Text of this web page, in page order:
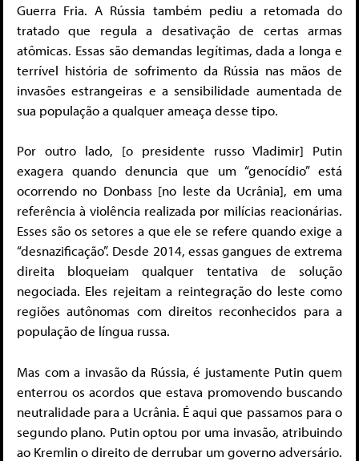
Guerra Fria. A Rússia também pediu a retomada do
tratado que regula a desativação de certas armas
atômicas. Essas são demandas legítimas, dada a longa e
terrível história de sofrimento da Rússia nas mãos de
invasões estrangeiras e a sensibilidade aumentada de
sua população a qualquer ameaça desse tipo.
Por outro lado, [o presidente russo Vladimir] Putin
exagera quando denuncia que um “genocídio” está
ocorrendo no Donbass [no leste da Ucrânia], em uma
referência à violência realizada por milícias reacionárias.
Esses são os setores a que ele se refere quando exige a
“desnazificação”. Desde 2014, essas gangues de extrema
direita bloqueiam qualquer tentativa de solução
negociada. Eles rejeitam a reintegração do leste como
regiões autônomas com direitos reconhecidos para a
população de língua russa.
Mas com a invasão da Rússia, é justamente Putin quem
enterrou os acordos que estava promovendo buscando
neutralidade para a Ucrânia. É aqui que passamos para o
segundo plano. Putin optou por uma invasão, atribuindo
ao Kremlin o direito de derrubar um governo adversário.